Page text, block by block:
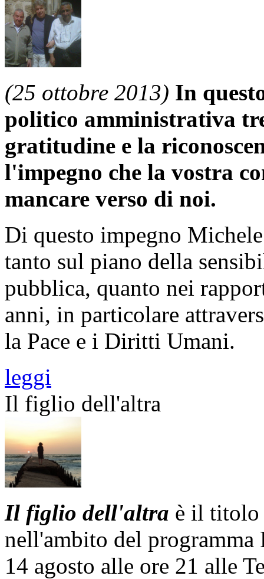
(25 ottobre 2013) In
politico amministrativa
gratitudine e la
l'impegno che la vostra
mancare verso di noi.
Di questo impegno
tanto sul piano della
pubblica, quanto nei
anni, in particolare
la Pace e i Diritti Umani.
leggi
Il figlio dell'altra
Il figlio dell'altra è il titolo
nell'ambito del
14 agosto alle ore 21 alle